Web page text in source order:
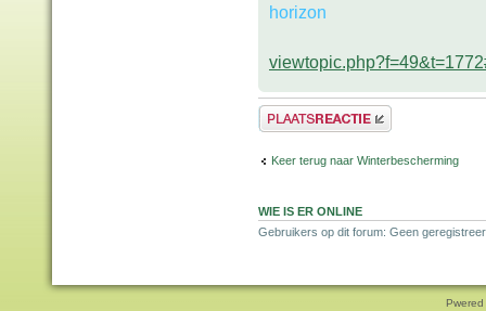
horizon
Plaats een reactie
Keer terug naar Winterbescherming
WIE IS ER ONLINE
Gebruikers op dit forum: Geen